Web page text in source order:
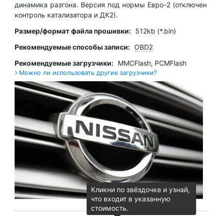
динамика разгона. Версия под нормы Евро-2 (отключен
контроль катализатора и ДК2).
Размер/формат файла прошивки: 512kb (*.bin)
Рекомендуемые способы записи: OBD2
Рекомендуемые загрузчики: MMCFlash, PCMFlash
Можно ли использовать другие загрузчики?
Кликни по звёздочке и узнай,
что входит в указанную
стоимость.